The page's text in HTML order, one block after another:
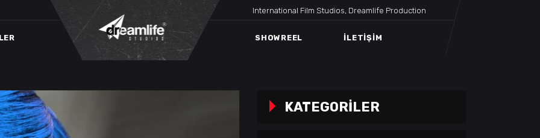
International Film Studios, Dreamlife Production
SHOWREEL İLETIŞIM
KATEGORILER